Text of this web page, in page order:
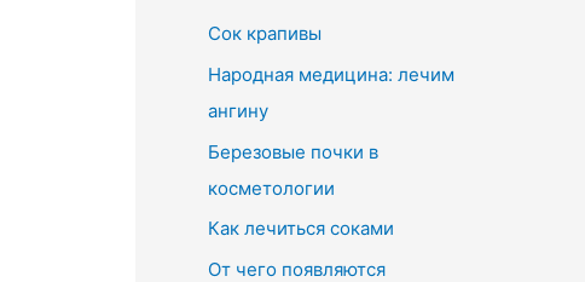
Сок крапивы
Народная медицина: лечим
ангину
Березовые почки в
косметологии
Как лечиться соками
От чего появляются